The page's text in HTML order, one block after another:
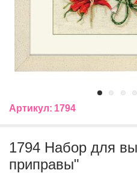
Артикул: 1794
1794 Набор для
приправы"